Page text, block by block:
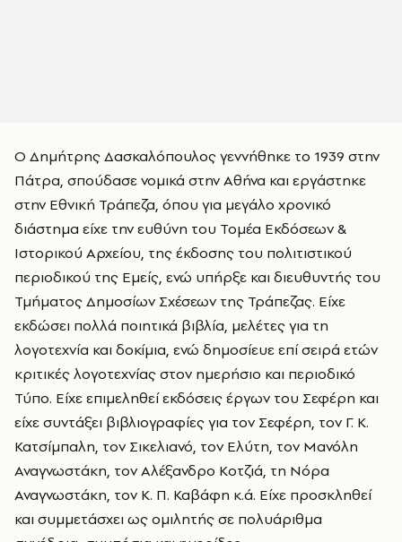
Ο Δημήτρης Δασκαλόπουλος γεννήθηκε το 1939 στην
Πάτρα, σπούδασε νομικά στην Αθήνα και εργάστηκε
στην Εθνική Τράπεζα, όπου για μεγάλο χρονικό
διάστημα είχε την ευθύνη του Τομέα Εκδόσεων &
Ιστορικού Αρχείου, της έκδοσης του πολιτιστικού
περιοδικού της Εμείς, ενώ υπήρξε και διευθυντής του
Τμήματος Δημοσίων Σχέσεων της Τράπεζας. Είχε
εκδώσει πολλά ποιητικά βιβλία, μελέτες για τη
λογοτεχνία και δοκίμια, ενώ δημοσίευε επί σειρά ετών
κριτικές λογοτεχνίας στον ημερήσιο και περιοδικό
Τύπο. Είχε επιμεληθεί εκδόσεις έργων του Σεφέρη και
είχε συντάξει βιβλιογραφίες για τον Σεφέρη, τον Γ. Κ.
Κατσίμπαλη, τον Σικελιανό, τον Ελύτη, τον Μανόλη
Αναγνωστάκη, τον Αλέξανδρο Κοτζιά, τη Νόρα
Αναγνωστάκη, τον Κ. Π. Καβάφη κ.ά. Είχε προσκληθεί
και συμμετάσχει ως ομιλητής σε πολυάριθμα